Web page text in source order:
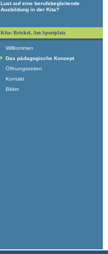
Lust auf eine berufsbegleitende
Ausbildung in der Kita?
Kita: Bröckel, Am Sportplatz
Willkommen
Das pädagogische Konzept
Öffnungszeiten
Kontakt
Bilder